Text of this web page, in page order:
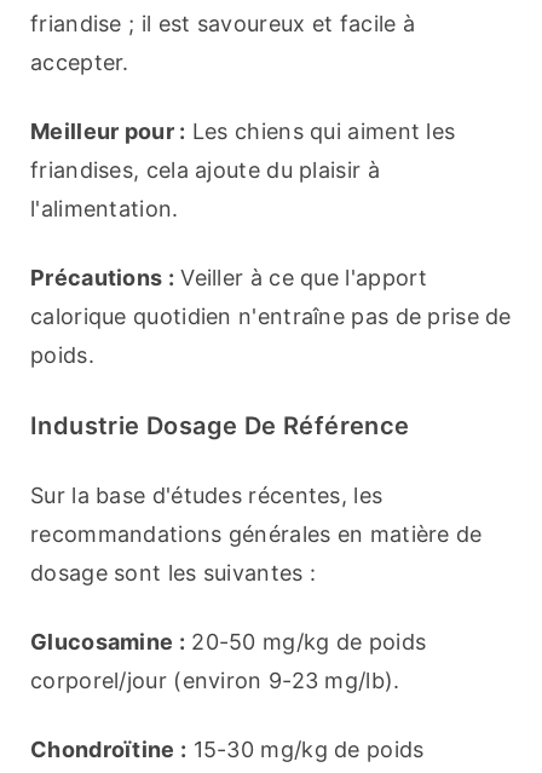
friandise ; il est savoureux et facile à
accepter.
Meilleur pour : Les chiens qui aiment les
friandises, cela ajoute du plaisir à
l'alimentation.
Précautions : Veiller à ce que l'apport
calorique quotidien n'entraîne pas de prise de
poids.
Industrie Dosage De Référence
Sur la base d'études récentes, les
recommandations générales en matière de
dosage sont les suivantes :
Glucosamine : 20-50 mg/kg de poids
corporel/jour (environ 9-23 mg/lb).
Chondroïtine : 15-30 mg/kg de poids